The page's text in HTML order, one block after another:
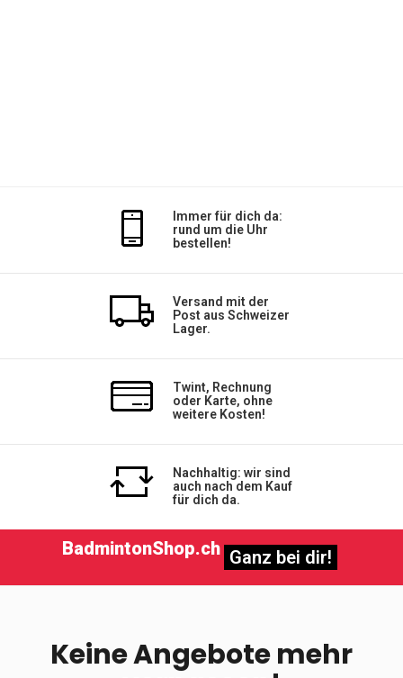
Immer für dich da:
rund um die Uhr
bestellen!
Versand mit der
Post aus Schweizer
Lager.
Twint, Rechnung
oder Karte, ohne
weitere Kosten!
Nachhaltig: wir sind
auch nach dem Kauf
für dich da.
BadmintonShop.ch Ganz bei dir!
Keine Angebote mehr